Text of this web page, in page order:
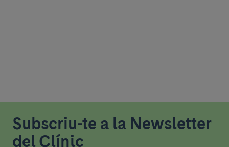
Subscriu-te a la Newsletter
del Clínic